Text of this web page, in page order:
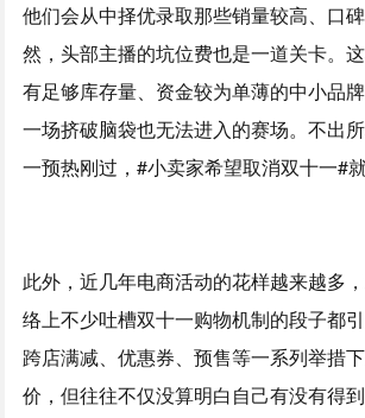
他们会从中择优录取那些销量较高、口
然，头部主播的坑位费也是一道关卡。
有足够库存量、资金较为单薄的中小品
一场挤破脑袋也无法进入的赛场。不出
一预热刚过，#小卖家希望取消双十一#就
此外，近几年电商活动的花样越来越多
络上不少吐槽双十一购物机制的段子都引
跨店满减、优惠券、预售等一系列举措
价，但往往不仅没算明白自己有没有得